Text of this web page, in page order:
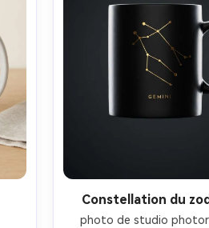
Constellation du
photo de studio